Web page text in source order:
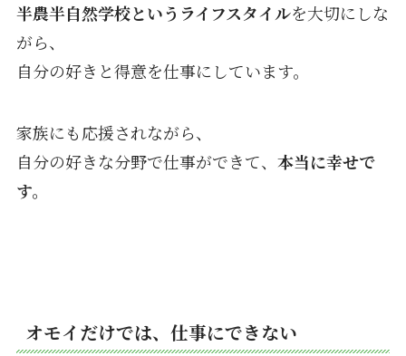
半農半自然学校という ライフスタイルを大切にしな
がら、
自分の好きと得意を仕事にしています。
家族にも応援されながら、
自分の好きな分野で仕事ができて、 本当に幸せで
す。
オモイだけでは、仕事にできない